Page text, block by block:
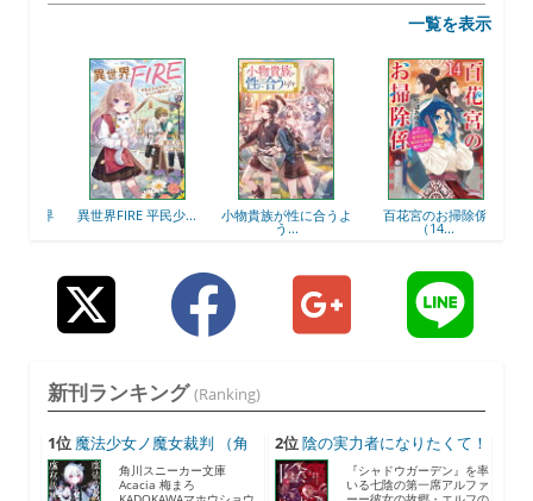
一覧を表示
異世界FIRE 平民少... 小物貴族が性に合うよ
う...
百花宮のお掃除係
（14...
新刊ランキング (Ranking)
1位 魔法少女ノ魔女裁判 （角
川...
角川スニーカー文庫
Acacia 梅まろ
2位陰の実力者になりたくて！
...
『シャドウガーデン』を率
いる七陰の第一席アルファ